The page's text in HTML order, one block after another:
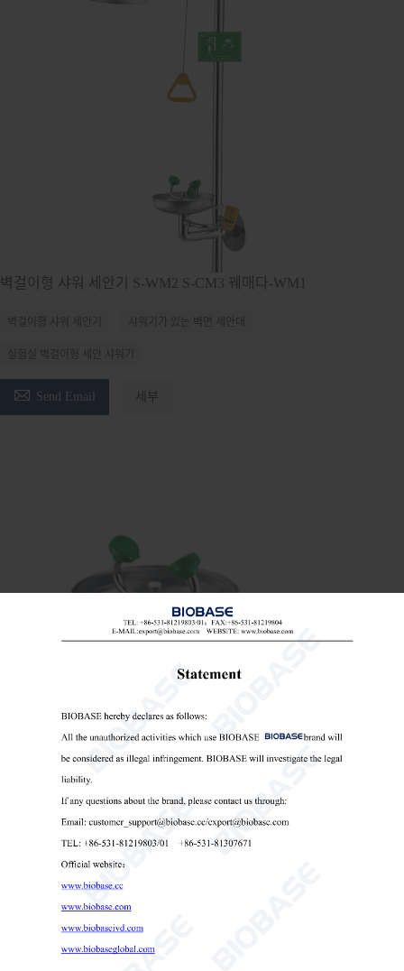
벽걸이형 샤워 세안기 S-WM2 S-CM3 꿰매다-WM1
벽걸이형 샤워 세안기 샤워기가 있는 벽면 세안대
실험실 벽걸이형 세안 샤워기
 Send Email 세부
벽걸이형 눈 세척기 벽걸이형 안전 세안대
Send Email 세부